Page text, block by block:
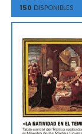
150 DISPONIBLES